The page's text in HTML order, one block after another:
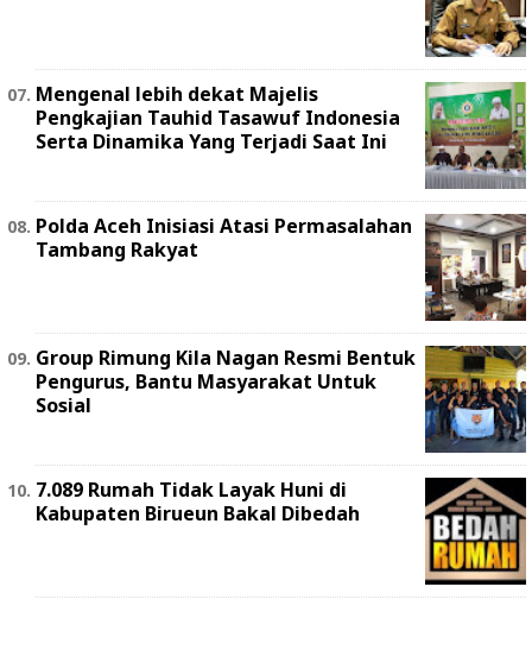
Mengenal lebih dekat Majelis
Pengkajian Tauhid Tasawuf Indonesia
Serta Dinamika Yang Terjadi Saat Ini
Polda Aceh Inisiasi Atasi Permasalahan
Tambang Rakyat
Group Rimung Kila Nagan Resmi Bentuk
Pengurus, Bantu Masyarakat Untuk
Sosial
7.089 Rumah Tidak Layak Huni di
Kabupaten Birueun Bakal Dibedah